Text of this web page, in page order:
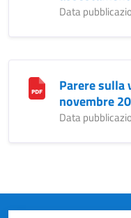
Data
Parere sulla
novembre
Data